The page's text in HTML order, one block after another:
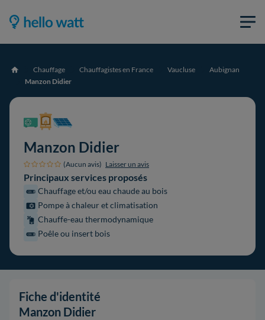
Accueil Chauffage Chauffagistes en France Vaucluse
Aubignan
Manzon Didier
Manzon Didier
(Aucun avis) Laisser un avis
Principaux services proposés
Chauffage et/ou eau chaude au bois
Pompe à chaleur et climatisation
Chauffe-eau thermodynamique
Poêle ou insert bois
Fiche d'identité
Manzon Didier